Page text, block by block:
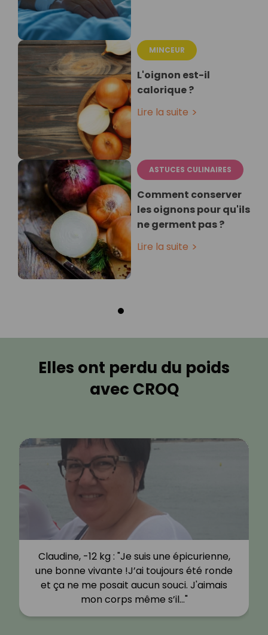
MINCEUR
L'oignon est-il
calorique ?
Lire la suite
ASTUCES CULINAIRES
Comment conserver
les oignons pour qu'ils
ne germent pas ?
Lire la suite
Elles ont perdu du poids
avec CROQ
Claudine, -12 kg : "Je suis une épicurienne,
une bonne vivante !J’ai toujours été ronde
et ça ne me posait aucun souci. J'aimais
mon corps même s’il…"